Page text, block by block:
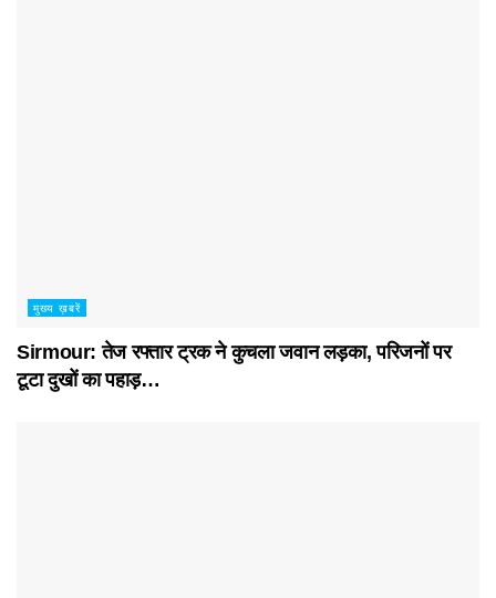
मुख्य ख़बरें
Sirmour: तेज रफ्तार ट्रक ने कुचला जवान लड़का, परिजनों पर
टूटा दुखों का पहाड़…